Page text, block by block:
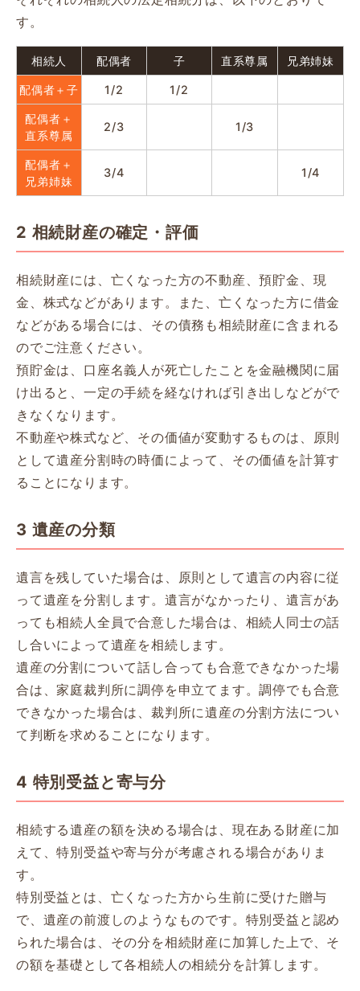
す。
相続人 配偶者 子 直系尊属 兄弟姉妹
配偶者＋子 1/2 1/2
配偶者＋
直系尊属
2/3 1/3
配偶者＋
兄弟姉妹
3/4 1/4
2 相続財産の確定・評価
相続財産には、亡くなった方の不動産、預貯金、現
金、株式などがあります。また、亡くなった方に借金
などがある場合には、その債務も相続財産に含まれる
のでご注意ください。
預貯金は、口座名義人が死亡したことを金融機関に届
け出ると、一定の手続を経なければ引き出しなどがで
きなくなります。
不動産や株式など、その価値が変動するものは、原則
として遺産分割時の時価によって、その価値を計算す
ることになります。
3 遺産の分類
遺言を残していた場合は、原則として遺言の内容に従
って遺産を分割します。遺言がなかったり、遺言があ
っても相続人全員で合意した場合は、相続人同士の話
し合いによって遺産を相続します。
遺産の分割について話し合っても合意できなかった場
合は、家庭裁判所に調停を申立てます。調停でも合意
できなかった場合は、裁判所に遺産の分割方法につい
て判断を求めることになります。
4 特別受益と寄与分
相続する遺産の額を決める場合は、現在ある財産に加
えて、特別受益や寄与分が考慮される場合がありま
す。
特別受益とは、亡くなった方から生前に受けた贈与
で、遺産の前渡しのようなものです。特別受益と認め
られた場合は、その分を相続財産に加算した上で、そ
の額を基礎として各相続人の相続分を計算します。